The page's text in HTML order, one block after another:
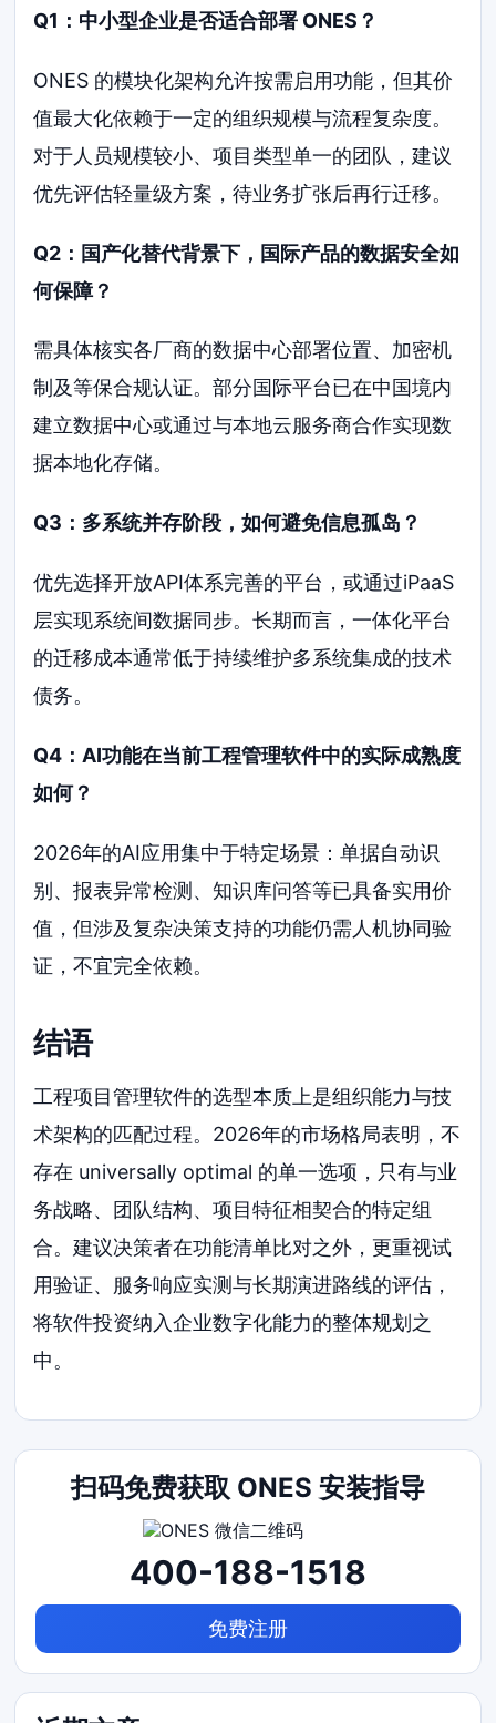
Q1：中小型企业是否适合部署 ONES？
ONES 的模块化架构允许按需启用功能，但其价
值最大化依赖于一定的组织规模与流程复杂度。
对于人员规模较小、项目类型单一的团队，建议
优先评估轻量级方案，待业务扩张后再行迁移。
Q2：国产化替代背景下，国际产品的数据安全如
何保障？
需具体核实各厂商的数据中心部署位置、加密机
制及等保合规认证。部分国际平台已在中国境内
建立数据中心或通过与本地云服务商合作实现数
据本地化存储。
Q3：多系统并存阶段，如何避免信息孤岛？
优先选择开放API体系完善的平台，或通过iPaaS
层实现系统间数据同步。长期而言，一体化平台
的迁移成本通常低于持续维护多系统集成的技术
债务。
Q4：AI功能在当前工程管理软件中的实际成熟度
如何？
2026年的AI应用集中于特定场景：单据自动识
别、报表异常检测、知识库问答等已具备实用价
值，但涉及复杂决策支持的功能仍需人机协同验
证，不宜完全依赖。
结语
工程项目管理软件的选型本质上是组织能力与技
术架构的匹配过程。2026年的市场格局表明，不
存在 universally optimal 的单一选项，只有与业
务战略、团队结构、项目特征相契合的特定组
合。建议决策者在功能清单比对之外，更重视试
用验证、服务响应实测与长期演进路线的评估，
将软件投资纳入企业数字化能力的整体规划之
中。
扫码免费获取 ONES 安装指导
400-188-1518
免费注册